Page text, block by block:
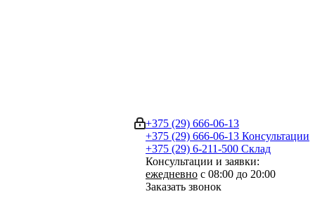
+375 (29) 666-06-13
+375 (29) 666-06-13 Консультации
+375 (29) 6-211-500 Склад
Консультации и заявки:
ежедневно с 08:00 до 20:00
Заказать звонок